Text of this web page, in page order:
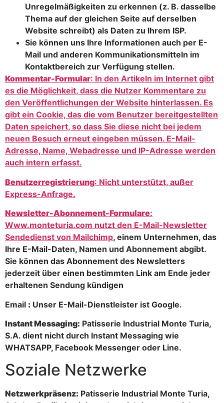
Unregelmäßigkeiten zu erkennen (z. B. dasselbe
Thema auf der gleichen Seite auf derselben
Website schreibt) als Daten zu Ihrem ISP.
Sie können uns Ihre Informationen auch per E-
Mail und anderen Kommunikationsmitteln im
Kontaktbereich zur Verfügung stellen.
Kommentar-Formular: In den Artikeln im Internet gibt
es die Möglichkeit, dass die Nutzer Kommentare zu
den Veröffentlichungen der Website hinterlassen. Es
gibt ein Cookie, das die vom Benutzer bereitgestellten
Daten speichert, so dass Sie diese nicht bei jedem
neuen Besuch erneut eingeben müssen. E-Mail-
Adresse, Name, Webadresse und IP-Adresse werden
auch intern erfasst.
Benutzerregistrierung: Nicht unterstützt, außer
Express-Anfrage.
Newsletter-Abonnement-Formulare:
Www.monteturia.com nutzt den E-Mail-Newsletter
Sendedienst von Mailchimp, einem Unternehmen, das
Ihre E-Mail-Daten, Namen und Abonnement abgibt.
Sie können das Abonnement des Newsletters
jederzeit über einen bestimmten Link am Ende jeder
erhaltenen Sendung kündigen
Email : Unser E-Mail-Dienstleister ist Google.
Instant Messaging: Patisserie Industrial Monte Turia,
S.A. dient nicht durch Instant Messaging wie
WHATSAPP, Facebook Messenger oder Line.
Soziale Netzwerke
Netzwerkpräsenz: Patisserie Industrial Monte Turia,